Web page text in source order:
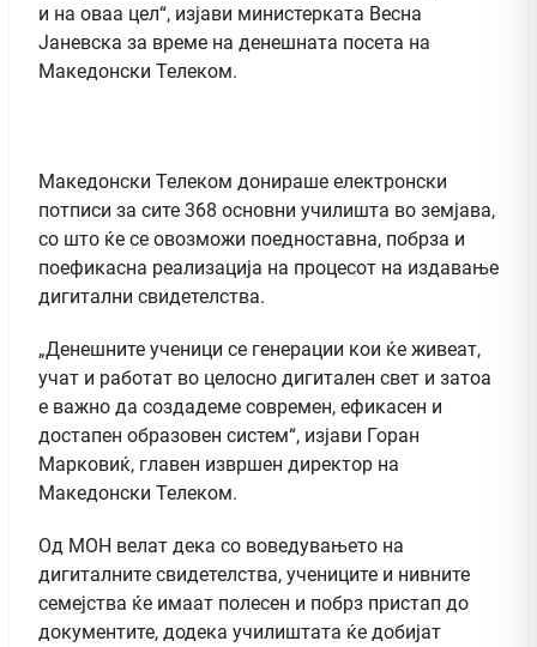
и на оваа цел“, изјави министерката Весна
Јаневска за време на денешната посета на
Македонски Телеком.
Македонски Телеком донираше електронски
потписи за сите 368 основни училишта во земјава,
со што ќе се овозможи поедноставна, побрза и
поефикасна реализација на процесот на издавање
дигитални свидетелства.
„Денешните ученици се генерации кои ќе живеат,
учат и работат во целосно дигитален свет и затоа
е важно да создадеме современ, ефикасен и
достапен образовен систем“, изјави Горан
Марковиќ, главен извршен директор на
Македонски Телеком.
Од МОН велат дека со воведувањето на
дигиталните свидетелства, учениците и нивните
семејства ќе имаат полесен и побрз пристап до
документите, додека училиштата ќе добијат